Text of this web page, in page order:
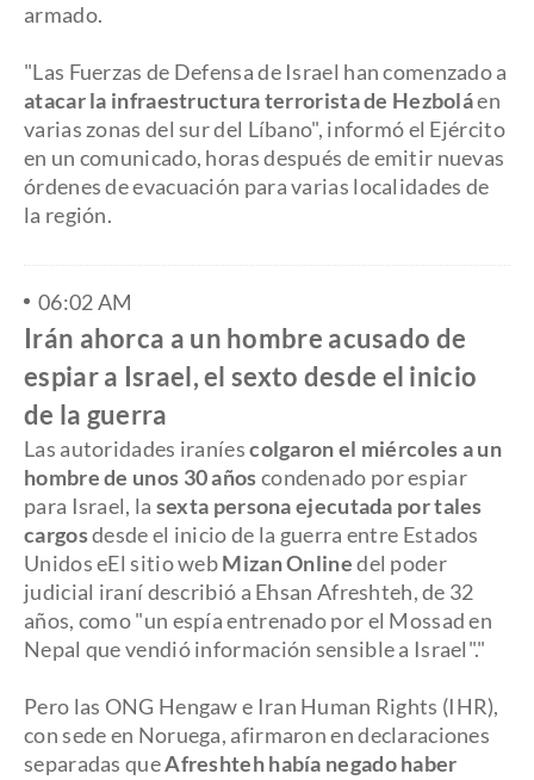
armado.
"Las Fuerzas de Defensa de Israel han comenzado a
atacar la infraestructura terrorista de Hezboláen
varias zonas del sur del Líbano", informó el Ejército
en un comunicado, horas después de emitir nuevas
órdenes de evacuación para varias localidades de
la región.
06:02 AM
Irán ahorca a un hombre acusado de
espiar a Israel, el sexto desde el inicio
de la guerra
Las autoridades iraníescolgaron el miércoles a un
hombre de unos 30 añoscondenado por espiar
para Israel, la sexta persona ejecutada por tales
cargosdesde el inicio de la guerra entre Estados
Unidos eEl sitio webMizan Onlinedel poder
judicial iraní describió a Ehsan Afreshteh, de 32
años, como "un espía entrenado por el Mossad en
Nepal que vendió información sensible a Israel"."
Pero las ONG Hengaw e Iran Human Rights (IHR),
con sede en Noruega, afirmaron en declaraciones
separadas queAfreshteh había negado haber